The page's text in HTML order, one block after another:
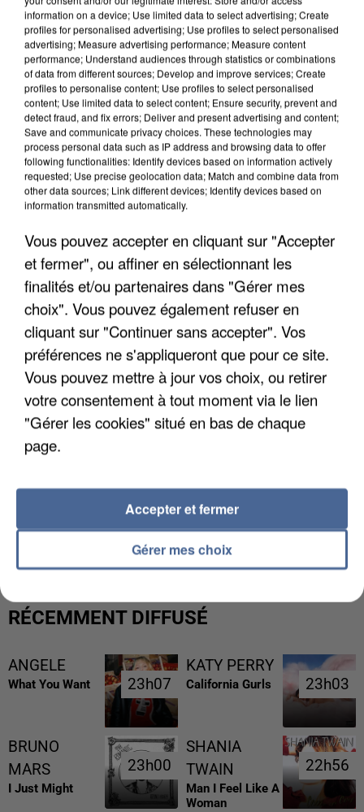
UN SECOND CADRE DE LA DZ MAFIA
INTERPELLÉ EN ALGÉRIE
UNE TOURISTE DE L’OISE EMPORTÉE PAR UNE
COULÉE DE BOUE EN HAUTE-SAVOIE
RÉCEMMENT DIFFUSÉ
ANGELE
What You Want 23h07
23h07
KATY PERRY
California Gurls 23h03
23h03
BRUNO
MARS
I Just Might
23h00
23h00
SHANIA
TWAIN
Man I Feel Like A
Woman
22h56
22h56
information on a device; Use limited data to select advertising; Create
profiles for personalised advertising; Use profiles to select personalised
advertising; Measure advertising performance; Measure content
performance; Understand audiences through statistics or combinations
of data from different sources; Develop and improve services; Create
profiles to personalise content; Use profiles to select personalised
content; Use limited data to select content; Ensure security, prevent and
detect fraud, and fix errors; Deliver and present advertising and content;
Save and communicate privacy choices. These technologies may
process personal data such as IP address and browsing data to offer
following functionalities: Identify devices based on information actively
requested; Use precise geolocation data; Match and combine data from
other data sources; Link different devices; Identify devices based on
information transmitted automatically.
Vous pouvez accepter en cliquant sur "Accepter
et fermer", ou affiner en sélectionnant les
finalités et/ou partenaires dans "Gérer mes
choix". Vous pouvez également refuser en
cliquant sur "Continuer sans accepter". Vos
préférences ne s'appliqueront que pour ce site.
Vous pouvez mettre à jour vos choix, ou retirer
votre consentement à tout moment via le lien
"Gérer les cookies" situé en bas de chaque
page.
Gérer mes choix
Accepter et fermer